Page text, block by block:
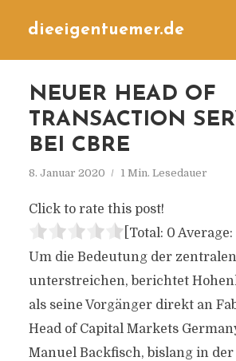
dieeigentuemer.de
NEUER HEAD OF
TRANSACTION
BEI CBRE
8. Januar 2020 1 Min. Lesedauer
Click to rate this post!
[Total: 0 Average:
Um die Bedeutung der
unterstreichen, berichtet
als seine Vorgänger direkt an
Head of Capital Markets
Manuel Backfisch, bislang in